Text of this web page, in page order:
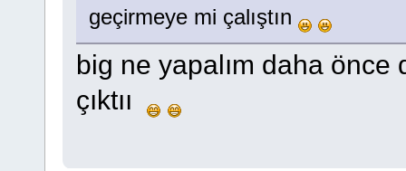
geçirmeye mi çalıştın
big ne yapalım daha önce
çıktıı